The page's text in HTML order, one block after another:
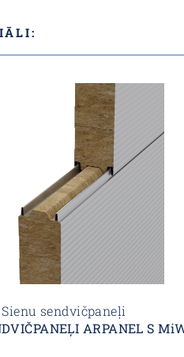
Sienu sendvičpaneļi
ARPANEL S